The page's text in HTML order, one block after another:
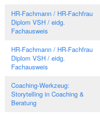
HR-Fachmann / HR-Fachfrau
Diplom VSH / eidg.
Fachausweis
HR-Fachmann / HR-Fachfrau
Diplom VSH / eidg.
Fachausweis
Coaching-Werkzeug:
Storytelling in Coaching &
Beratung